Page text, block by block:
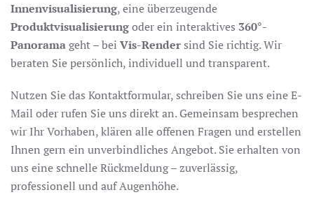
Innenvisualisierung, eine überzeugende
Produktvisualisierungoder ein interaktives 360°-
Panoramageht – bei Vis-Render sind Sie richtig. Wir
beraten Sie persönlich, individuell und transparent.
Nutzen Sie das Kontaktformular, schreiben Sie uns eine E-
Mail oder rufen Sie uns direkt an. Gemeinsam besprechen
wir Ihr Vorhaben, klären alle offenen Fragen und erstellen
Ihnen gern ein unverbindliches Angebot. Sie erhalten von
uns eine schnelle Rückmeldung – zuverlässig,
professionell und auf Augenhöhe.